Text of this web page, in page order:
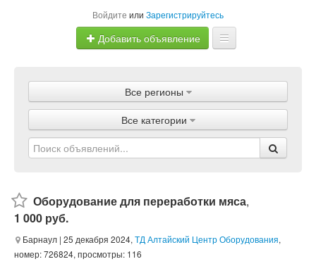
Войдите или Зарегистрируйтесь
Добавить объявление
Объявления
Магазины
Услуги
Все регионы
Все категории
Оборудование для переработки мяса,
1 000 руб.
Барнаул | 25 декабря 2024, ТД Алтайский Центр Оборудования,
номер: 726824, просмотры: 116